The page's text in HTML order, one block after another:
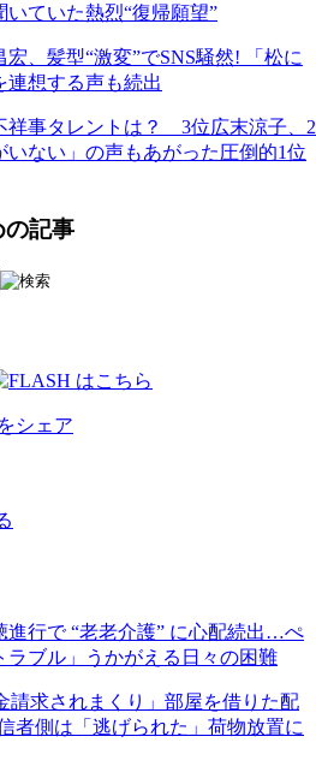
ていた熱烈“復帰願望”
宏、髪型“激変”でSNS騒然! 「松に
連想する声も続出
祥事タレントは？ 3位広末涼子、2
ない」の声もあがった圧倒的1位
の記事
進行で “老老介護” に心配続出…ぺ
ラブル」うかがえる日々の困難
請求されまくり」部屋を借りた配
者側は「逃げられた」荷物放置に